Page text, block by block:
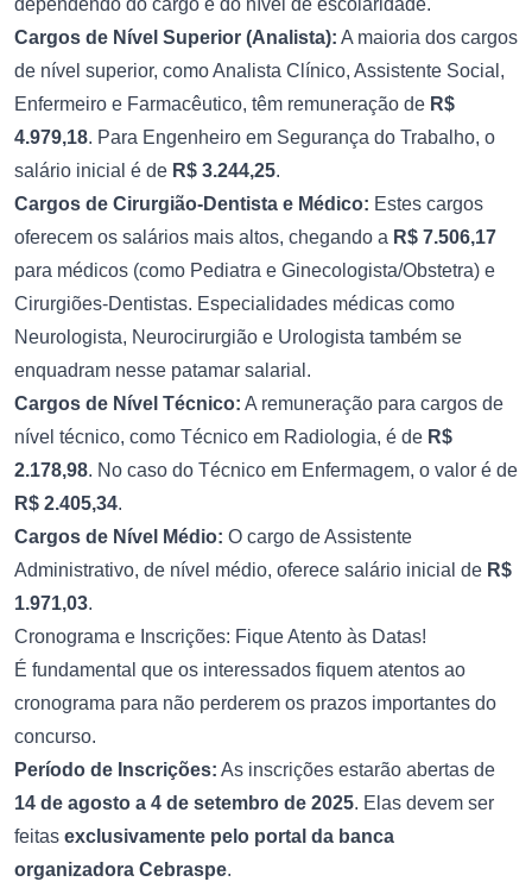
Cargos de Nível Superior (Analista): A maioria dos cargos
de nível superior, como Analista Clínico, Assistente Social,
Enfermeiro e Farmacêutico, têm remuneração de R$
4.979,18. Para Engenheiro em Segurança do Trabalho, o
salário inicial é de R$ 3.244,25.
Cargos de Cirurgião-Dentista e Médico: Estes cargos
oferecem os salários mais altos, chegando a R$ 7.506,17
para médicos (como Pediatra e Ginecologista/Obstetra) e
Cirurgiões-Dentistas. Especialidades médicas como
Neurologista, Neurocirurgião e Urologista também se
enquadram nesse patamar salarial.
Cargos de Nível Técnico: A remuneração para cargos de
nível técnico, como Técnico em Radiologia, é de R$
2.178,98. No caso do Técnico em Enfermagem, o valor é de
R$ 2.405,34.
Cargos de Nível Médio: O cargo de Assistente
Administrativo, de nível médio, oferece salário inicial de R$
1.971,03.
Cronograma e Inscrições: Fique Atento às Datas!
É fundamental que os interessados fiquem atentos ao
cronograma para não perderem os prazos importantes do
concurso.
Período de Inscrições: As inscrições estarão abertas de
14 de agosto a 4 de setembro de 2025. Elas devem ser
feitas exclusivamente pelo portal da banca
organizadora Cebraspe.